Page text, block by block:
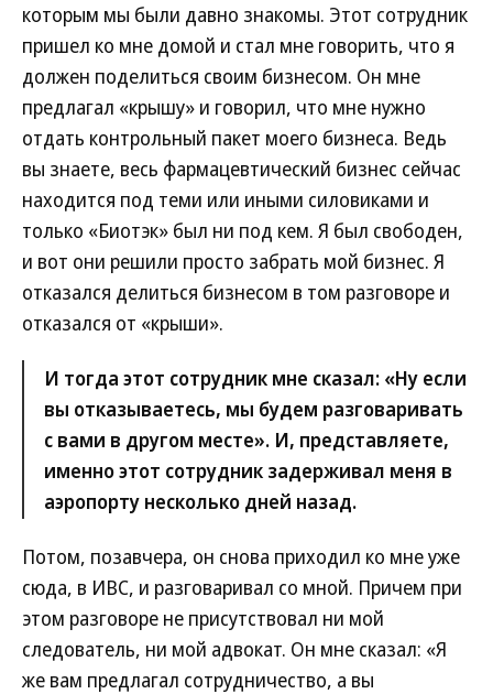
которым мы были давно знакомы. Этот сотрудник
пришел ко мне домой и стал мне говорить, что я
должен поделиться своим бизнесом. Он мне
предлагал «крышу» и говорил, что мне нужно
отдать контрольный пакет моего бизнеса. Ведь
вы знаете, весь фармацевтический бизнес сейчас
находится под теми или иными силовиками и
только «Биотэк» был ни под кем. Я был свободен,
и вот они решили просто забрать мой бизнес. Я
отказался делиться бизнесом в том разговоре и
отказался от «крыши».
И тогда этот сотрудник мне сказал: «Ну если
вы отказываетесь, мы будем разговаривать
с вами в другом месте». И, представляете,
именно этот сотрудник задерживал меня в
аэропорту несколько дней назад.
Потом, позавчера, он снова приходил ко мне уже
сюда, в ИВС, и разговаривал со мной. Причем при
этом разговоре не присутствовал ни мой
следователь, ни мой адвокат. Он мне сказал: «Я
же вам предлагал сотрудничество, а вы